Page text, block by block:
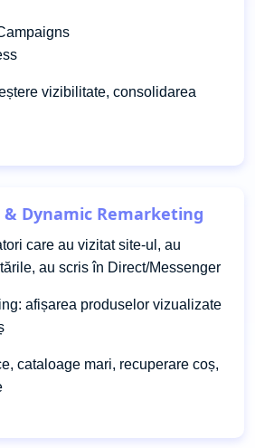
vizibilitate, consolidarea
Dynamic Remarketing
care au vizitat site-ul, au
au scris în Direct/Messenger
afișarea produselor vizualizate
cataloage mari, recuperare coș,